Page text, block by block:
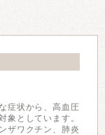
症状から、高血圧
象としています。
ザワクチン、肺炎